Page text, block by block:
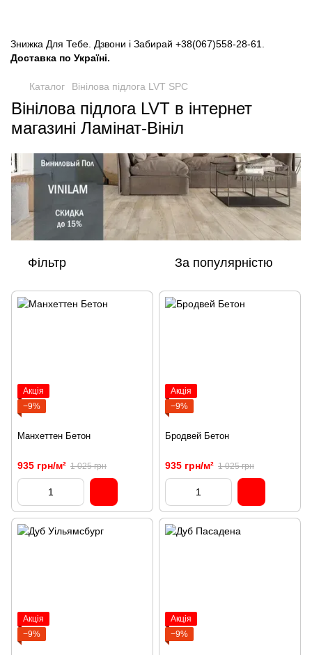
Знижка Для Тебе. Дзвони і Забирай +38(067)558-28-61
Доставка по Україні.
Каталог Вінілова підлога LVT SPC
Вінілова підлога LVT в інтернет
магазині Ламінат-Вініл
Фільтр За популярністю
Акція
−9%
Манхеттен Бетон
935 грн/м² 1 025 грн
Акція
−9%
Бродвей Бетон
935 грн/м² 1 025 грн
Акція
−9%
Акція
−9%